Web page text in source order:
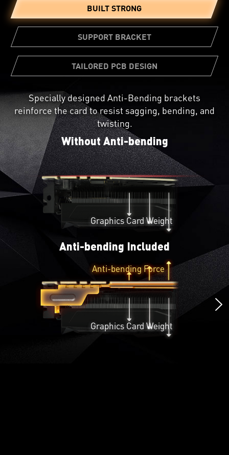
BUILT STRONG
SUPPORT BRACKET
TAILORED PCB DESIGN
Specially designed Anti-Bending brackets
reinforce the card to resist sagging, bending, and
twisting.
Without Anti-bending
Graphics Card Weight
Anti-bending Included
Graphics Card Weight
Anti-bending Force
A bundled support bracket can be
attached to your PC case for additional
graphics card reinforcement.
Not all circuit boards are created equal. A custom
PCB Design provides greater reliability and beefed
up power circuitry for pushing the card to its
limits.